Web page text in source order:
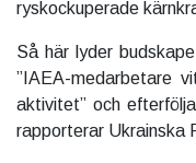
ryskockuperade
Så här lyder
”IAEA-medarbetare
aktivitet” och
rapporterar Ukrainska